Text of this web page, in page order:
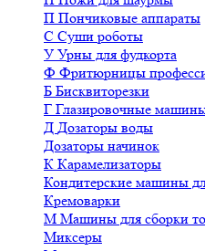
П Пончиковые аппараты
С Суши роботы
У Урны для фудкорта
Ф Фритюрницы
Б Бисквиторезки
Г Глазировочные
Д Дозаторы воды
Дозаторы начинок
К Карамелизаторы
Кондитерские машины
Кремоварки
М Машины для сборки
Миксеры